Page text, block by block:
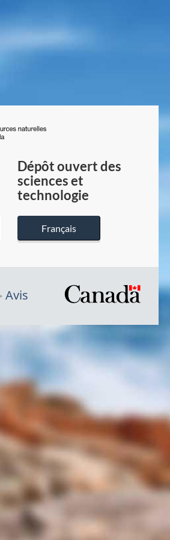
du
Canada
Dépôt ouvert des
sciences et
technologie
Français
Avis
/